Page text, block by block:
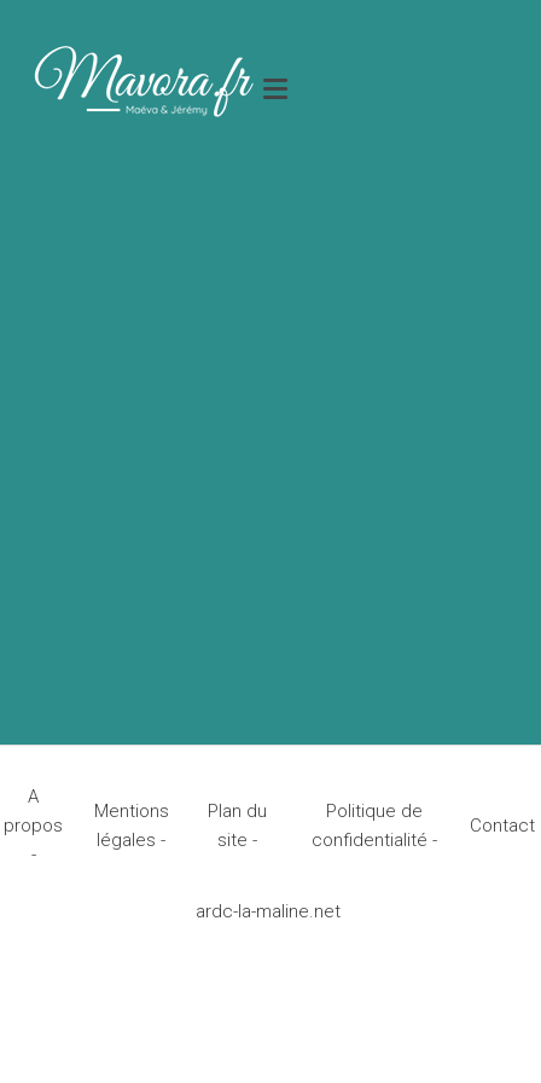
A
propos
-
Mentions
légales -
Plan du
site -
Politique de
confidentialité -
Contact
ardc-la-maline.net